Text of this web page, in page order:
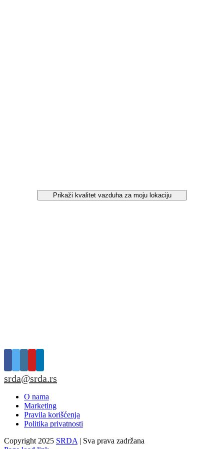
Prikaži kvalitet vazduha za moju lokaciju
srda@srda.rs
O nama
Marketing
Pravila korišćenja
Politika privatnosti
Copyright 2025 SRDA | Sva prava zadržana